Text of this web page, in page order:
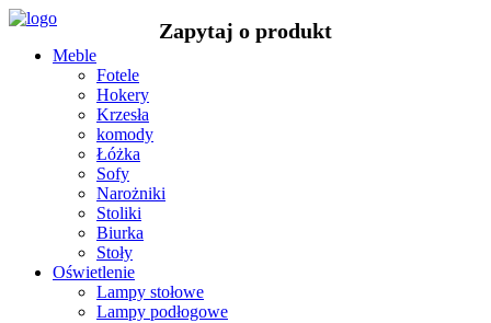
Meble
Fotele
Hokery
Krzesła
komody
Łóżka
Sofy
Narożniki
Stoliki
Biurka
Stoły
Oświetlenie
Lampy stołowe
Lampy podłogowe